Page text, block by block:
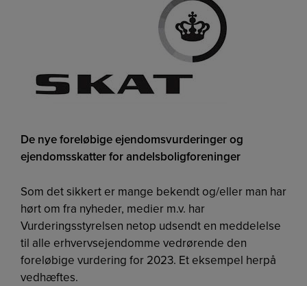
De nye foreløbige ejendomsvurderinger og
ejendomsskatter for andelsboligforeninger
Som det sikkert er mange bekendt og/eller man har
hørt om fra nyheder, medier m.v. har
Vurderingsstyrelsen netop udsendt en meddelelse
til alle erhvervsejendomme vedrørende den
foreløbige vurdering for 2023. Et eksempel herpå
vedhæftes.